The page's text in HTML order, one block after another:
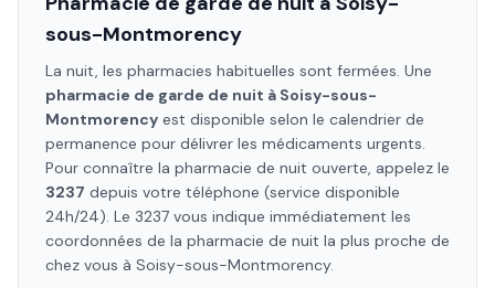
sous-Montmorency
La nuit, les pharmacies habituelles sont fermées. Une
pharmacie de garde de nuit à Soisy-sous-
Montmorency est disponible selon le calendrier de
permanence pour délivrer les médicaments urgents.
Pour connaître la pharmacie de nuit ouverte, appelez le
3237 depuis votre téléphone (service disponible
24h/24). Le 3237 vous indique immédiatement les
coordonnées de la pharmacie de nuit la plus proche de
chez vous à Soisy-sous-Montmorency.